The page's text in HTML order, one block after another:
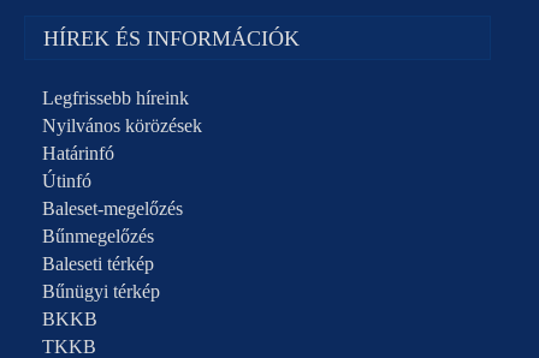
HÍREK ÉS INFORMÁCIÓK
Legfrissebb híreink
Nyilvános körözések
Határinfó
Útinfó
Baleset-megelőzés
Bűnmegelőzés
Baleseti térkép
Bűnügyi térkép
BKKB
TKKB